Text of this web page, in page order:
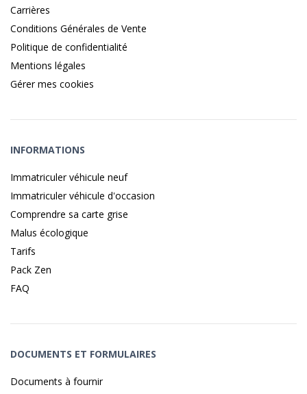
Carrières
Conditions Générales de Vente
Politique de confidentialité
Mentions légales
Gérer mes cookies
INFORMATIONS
Immatriculer véhicule neuf
Immatriculer véhicule d'occasion
Comprendre sa carte grise
Malus écologique
Tarifs
Pack Zen
FAQ
DOCUMENTS ET FORMULAIRES
Documents à fournir